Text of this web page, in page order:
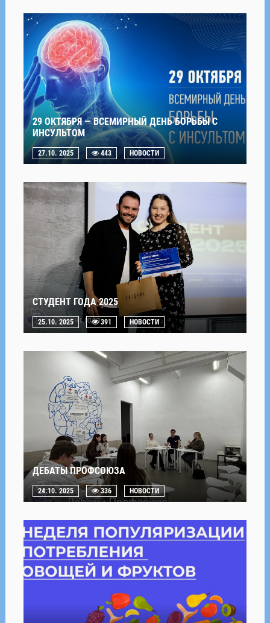
29 ОКТЯБРЯ — ВСЕМИРНЫЙ ДЕНЬ БОРЬБЫ С
ИНСУЛЬТОМ
27.10. 2025 443 НОВОСТИ
СТУДЕНТ ГОДА 2025
25.10. 2025 391 НОВОСТИ
ДЕБАТЫ ПРОФСОЮЗА
24.10. 2025 336 НОВОСТИ